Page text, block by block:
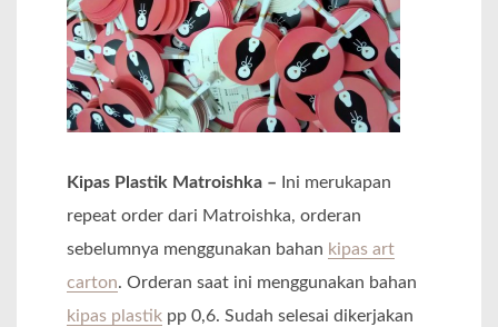
Kipas Plastik Matroishka – Ini merukapan
repeat order dari Matroishka, orderan
sebelumnya menggunakan bahan kipas art
carton. Orderan saat ini menggunakan bahan
kipas plastik pp 0,6. Sudah selesai dikerjakan